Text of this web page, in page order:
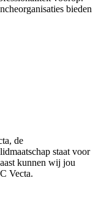
bieden
de
staat voor
kunnen wij jou
Vecta.